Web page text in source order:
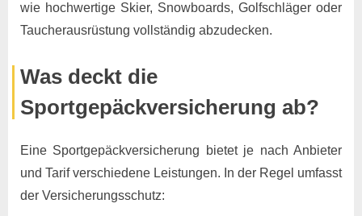
wie hochwertige Skier, Snowboards, Golfschläger oder
Taucherausrüstung vollständig abzudecken.
Was deckt die
Sportgepäckversicherung ab?
Eine Sportgepäckversicherung bietet je nach Anbieter
und Tarif verschiedene Leistungen. In der Regel umfasst
der Versicherungsschutz: